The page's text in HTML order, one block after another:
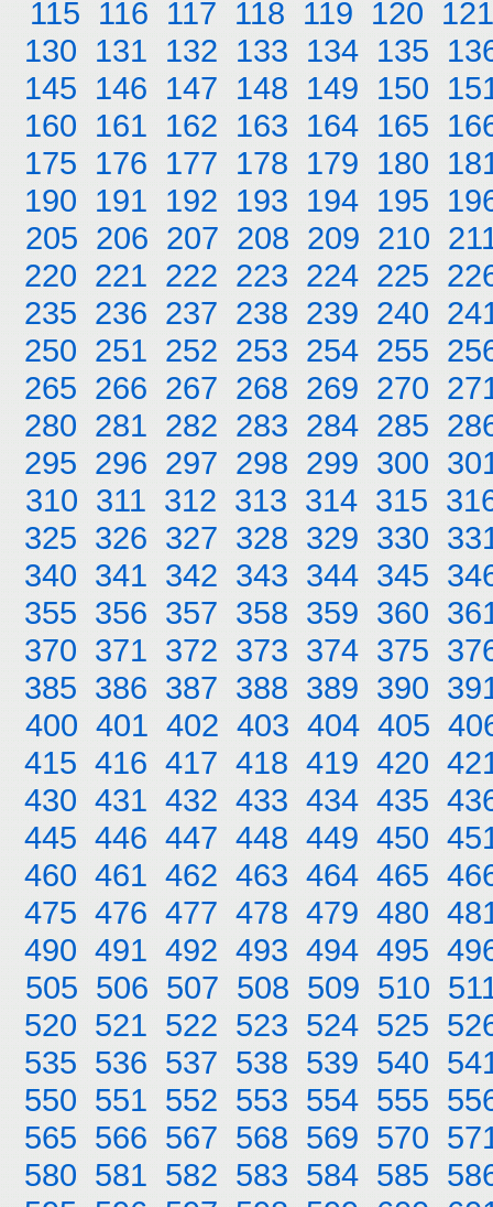
115 116 117 118 119 120 121
130 131 132 133 134 135
145 146 147 148 149 150
160 161 162 163 164 165
175 176 177 178 179 180
190 191 192 193 194 195
205 206 207 208 209 210
220 221 222 223 224 225
235 236 237 238 239 240
250 251 252 253 254 255
265 266 267 268 269 270
280 281 282 283 284 285
295 296 297 298 299 300
310 311 312 313 314 315
325 326 327 328 329 330
340 341 342 343 344 345
355 356 357 358 359 360
370 371 372 373 374 375
385 386 387 388 389 390
400 401 402 403 404 405
415 416 417 418 419 420
430 431 432 433 434 435
445 446 447 448 449 450
460 461 462 463 464 465
475 476 477 478 479 480
490 491 492 493 494 495
505 506 507 508 509 510
520 521 522 523 524 525
535 536 537 538 539 540
550 551 552 553 554 555
565 566 567 568 569 570
580 581 582 583 584 585